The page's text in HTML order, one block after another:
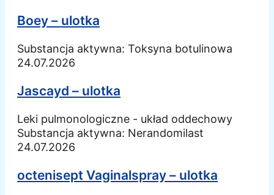
Boey – ulotka
Substancja aktywna: Toksyna botulinowa
24.07.2026
Jascayd – ulotka
Leki pulmonologiczne - układ oddechowy
Substancja aktywna: Nerandomilast
24.07.2026
octenisept Vaginalspray – ulotka